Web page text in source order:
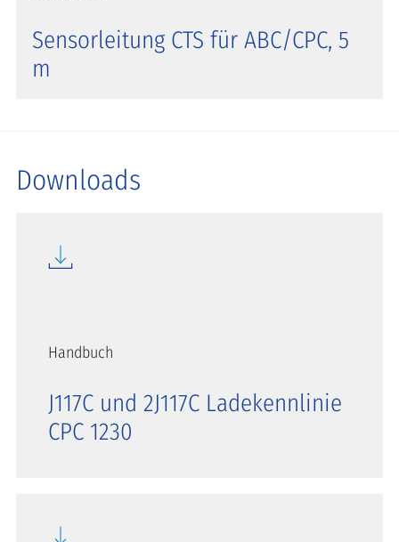
Sensorleitung CTS für ABC/CPC, 5
m
Downloads
Handbuch
J117C und 2J117C Ladekennlinie
CPC 1230